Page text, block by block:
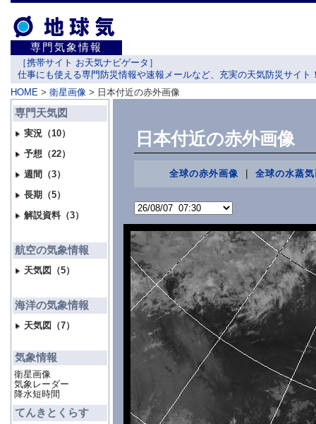
専門気象情報
［携帯サイト お天気ナビゲータ］
仕事にも使える専門防災情報や速報メールなど、充実の天気防災サイト
HOME > 衛星画像 > 日本付近の赤外画像
専門天気図
実況（10）
予想（22）
週間（3）
長期（5）
解説資料（3）
航空の気象情報
天気図（5）
海洋の気象情報
天気図（7）
気象情報
衛星画像
気象レーダー
降水短時間
てんきとくらす
日本付近の赤外画像
全球の赤外画像 全球の水蒸